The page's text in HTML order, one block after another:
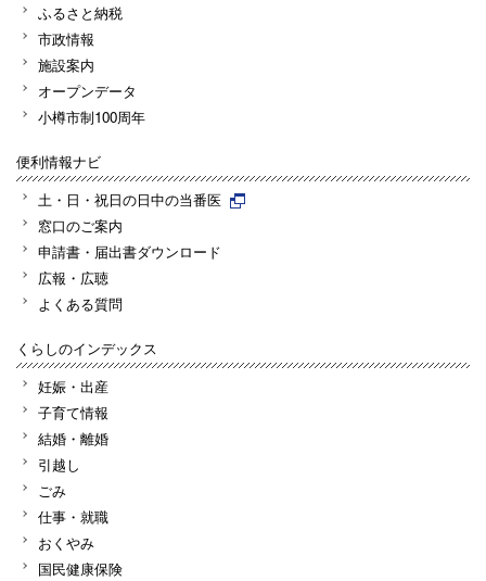
ふるさと納税
市政情報
施設案内
オープンデータ
小樽市制100周年
便利情報ナビ
土・日・祝日の日中の当番医
窓口のご案内
申請書・届出書ダウンロード
広報・広聴
よくある質問
くらしのインデックス
妊娠・出産
子育て情報
結婚・離婚
引越し
ごみ
仕事・就職
おくやみ
国民健康保険